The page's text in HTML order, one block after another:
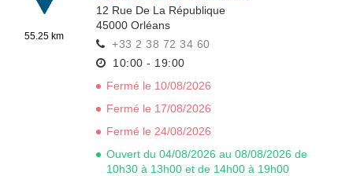
55.25 km
12 Rue De La République
45000 Orléans
+33 2 38 72 34 60
10:00 - 19:00
Fermé le 10/08/2026
Fermé le 17/08/2026
Fermé le 24/08/2026
Ouvert du 04/08/2026 au 08/08/2026 de
10h30 à 13h00 et de 14h00 à 19h00